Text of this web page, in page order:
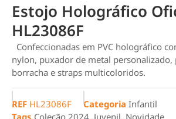
Estojo Holográfico
HL23086F
Confeccionadas em PVC holográfico
nylon, puxador de metal personalizado,
borracha e straps multicoloridos.
REF HL23086F Categoria Infantil
Tags Coleção 2024, Juvenil, Novidade